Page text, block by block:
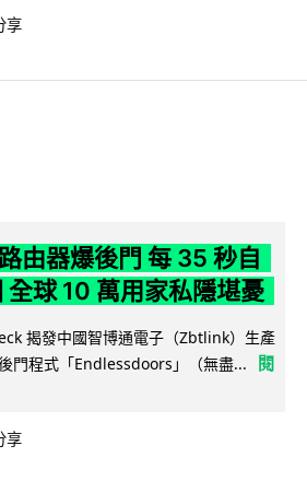
享
由器爆後門 每 35 秒自
全球 10 萬用家私隱堪憂
揭發中國智博通電子（Zbtlink）生產
門程式「Endlessdoors」（無盡...
閱
享